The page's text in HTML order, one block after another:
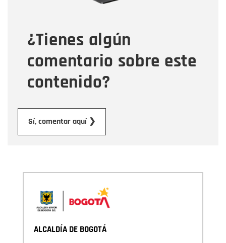
¿Tienes algún
comentario sobre este
contenido?
Sí, comentar aquí ❯
Mensaje
ALCALDÍA DE BOGOTÁ